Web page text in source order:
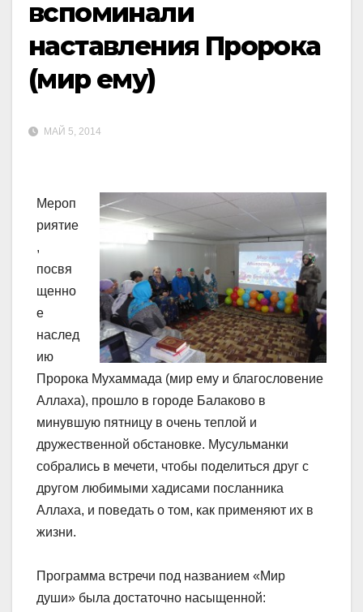
вспоминали
наставления Пророка
(мир ему)
МАЙ 5, 2014
Мероп
риятие
,
посвя
щенно
е
наслед
ию
Пророка Мухаммада (мир ему и благословение
Аллаха), прошло в городе Балаково в
минувшую пятницу в очень теплой и
дружественной обстановке. Мусульманки
собрались в мечети, чтобы поделиться друг с
другом любимыми хадисами посланника
Аллаха, и поведать о том, как применяют их в
жизни.
Программа встречи под названием «Мир
души» была достаточно насыщенной: